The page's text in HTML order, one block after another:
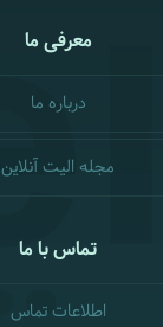
معرفی ما
درباره ما
مجله الیت آنلاین
تماس با ما
اطلاعات تماس